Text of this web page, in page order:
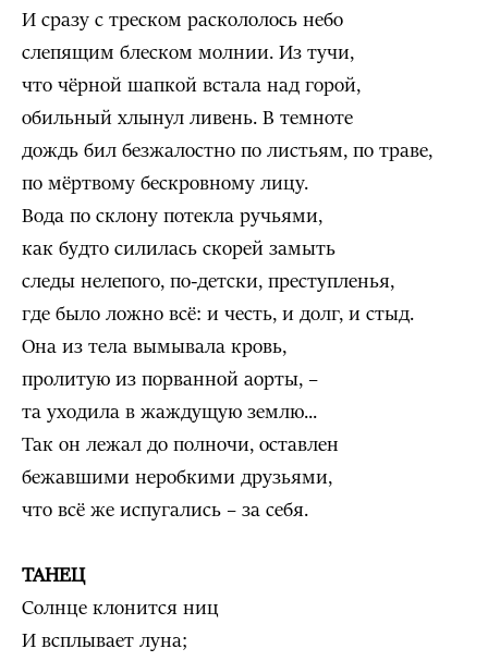
И сразу с треском раскололось небо
слепящим блеском молнии. Из тучи,
что чёрной шапкой встала над горой,
обильный хлынул ливень. В темноте
дождь бил безжалостно по листьям, по траве,
по мёртвому бескровному лицу.
Вода по склону потекла ручьями,
как будто силилась скорей замыть
следы нелепого, по-детски, преступленья,
где было ложно всё: и честь, и долг, и стыд.
Она из тела вымывала кровь,
пролитую из порванной аорты, –
та уходила в жаждущую землю...
Так он лежал до полночи, оставлен
бежавшими неробкими друзьями,
что всё же испугались – за себя.
ТАНЕЦ
Солнце клонится ниц
И всплывает луна;